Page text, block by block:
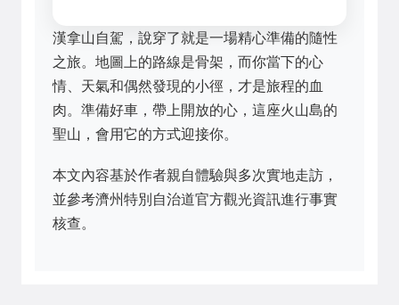
漢拿山自駕，說穿了就是一場精心準備的隨性
之旅。地圖上的路線是骨架，而你當下的心
情、天氣和偶然發現的小徑，才是旅程的血
肉。準備好車，帶上開放的心，這座火山島的
聖山，會用它的方式迎接你。
本文內容基於作者親自體驗與多次實地走訪，
並參考濟州特別自治道官方觀光資訊進行事實
核查。